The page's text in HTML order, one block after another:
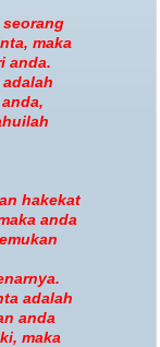
maka
anda.
hakekat
anda
adalah
anda
maka